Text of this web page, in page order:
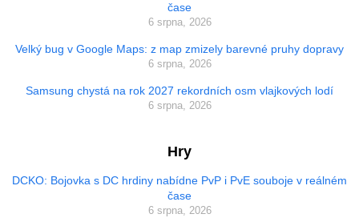
čase
6 srpna, 2026
Velký bug v Google Maps: z map zmizely barevné pruhy dopravy
6 srpna, 2026
Samsung chystá na rok 2027 rekordních osm vlajkových lodí
6 srpna, 2026
Hry
DCKO: Bojovka s DC hrdiny nabídne PvP i PvE souboje v reálném
čase
6 srpna, 2026